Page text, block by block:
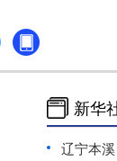
新华
辽宁本